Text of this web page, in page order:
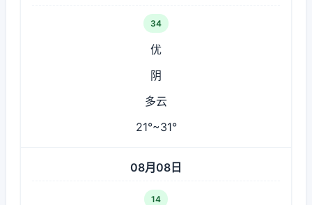
34
优
阴
多云
21°~31°
08月08日
14